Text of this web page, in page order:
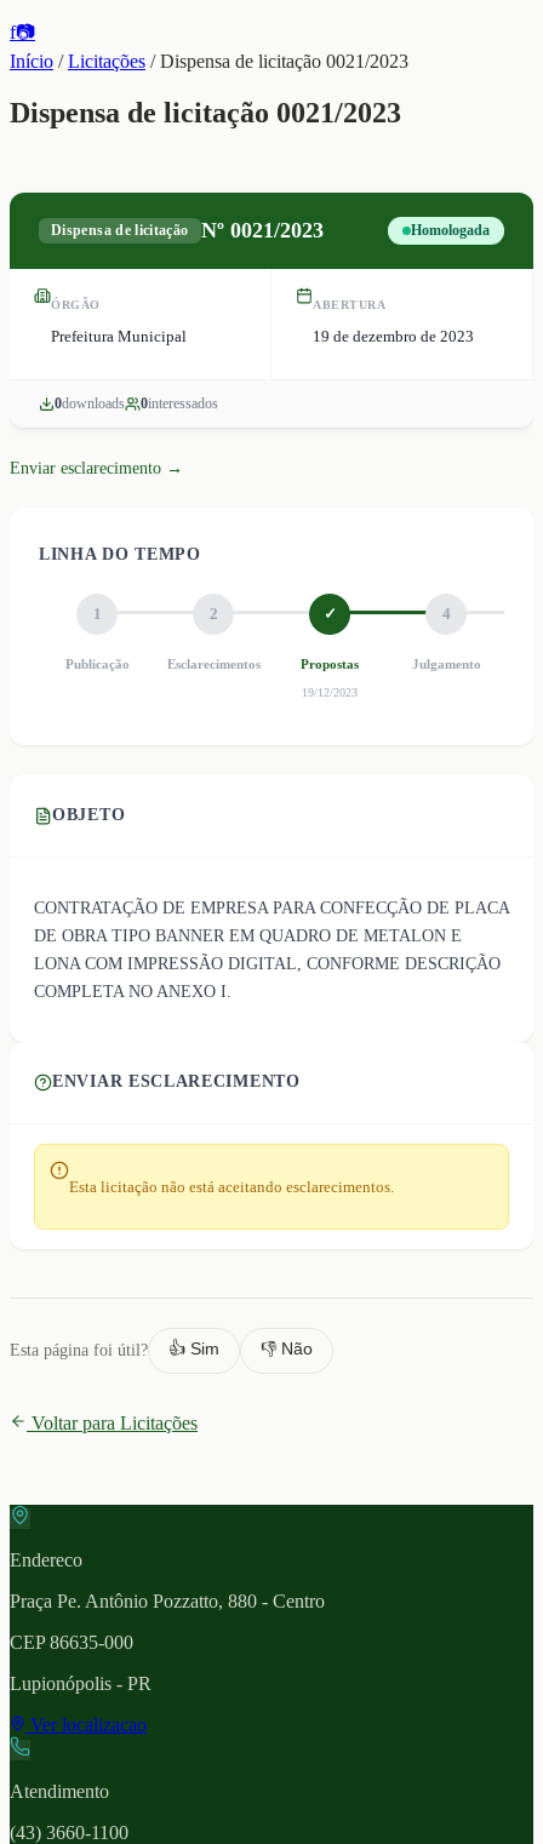
f📷
Início /Licitações /Dispensa de licitação 0021/2023
Dispensa de licitação 0021/2023
Dispensa de licitação Nº 0021/2023 Homologada
ÓRGÃO
Prefeitura Municipal
ABERTURA
19 de dezembro de 2023
0downloads 0interessados
Enviar esclarecimento →
LINHA DO TEMPO
1
Publicação
2
Esclarecimentos
✓
Propostas
19/12/2023
4
Julgamento
OBJETO
CONTRATAÇÃO DE EMPRESA PARA CONFECÇÃO DE PLACA
DE OBRA TIPO BANNER EM QUADRO DE METALON E
LONA COM IMPRESSÃO DIGITAL, CONFORME DESCRIÇÃO
COMPLETA NO ANEXO I.
ENVIAR ESCLARECIMENTO
Esta licitação não está aceitando esclarecimentos.
Esta página foi útil? 👍 Sim 👎 Não
Voltar para Licitações
Endereco
Praça Pe. Antônio Pozzatto, 880 - Centro
CEP86635-000
Lupionópolis - PR
Ver localizacao
Atendimento
(43) 3660-1100